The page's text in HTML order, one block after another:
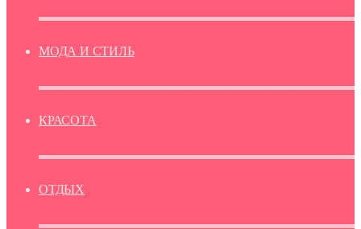
МОДА И СТИЛЬ
КРАСОТА
ОТДЫХ